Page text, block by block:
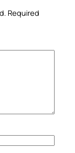
Required